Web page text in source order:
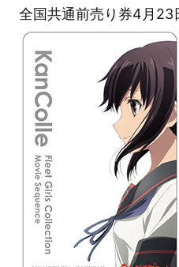
全国共通前売り券4月23